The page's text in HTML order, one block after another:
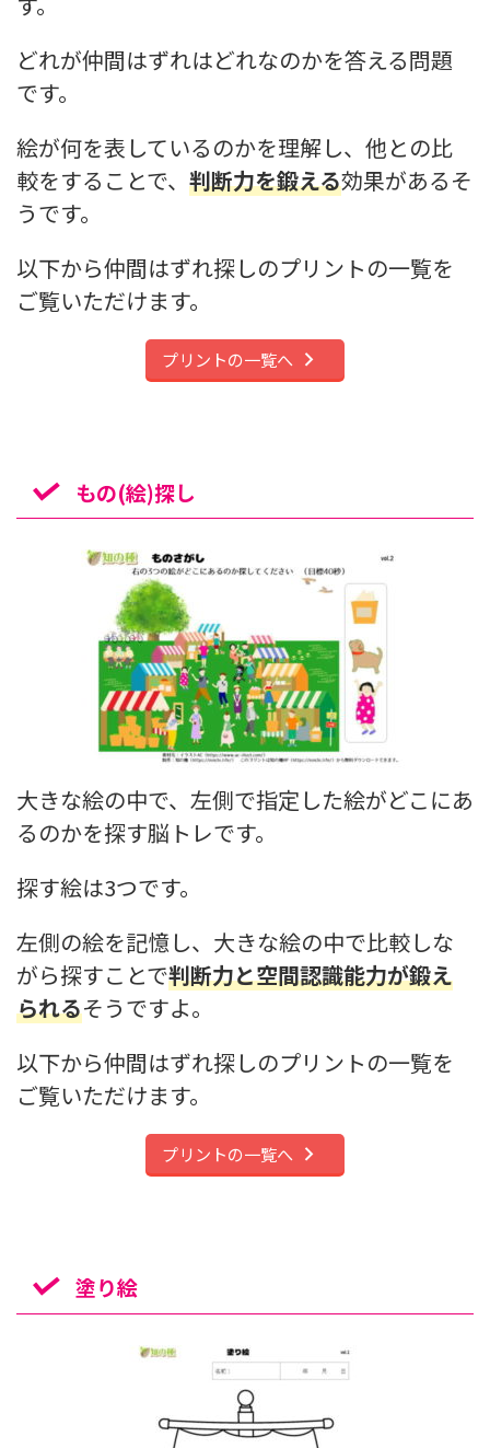
どれが仲間はずれはどれなのかを答える問題
です。
絵が何を表しているのかを理解し、他との比
較をすることで、 判断力を鍛える効果があるそ
うです。
以下から仲間はずれ探しのプリントの一覧を
ご覧いただけます。
プリントの一覧へ
もの(絵)探し
大きな絵の中で、左側で指定した絵がどこにあ
るのかを探す脳トレです。
探す絵は3つです。
左側の絵を記憶し、大きな絵の中で比較しな
がら探すことで判断力と空間認識能力が鍛え
られるそうですよ。
以下から仲間はずれ探しのプリントの一覧を
ご覧いただけます。
プリントの一覧へ
塗り絵